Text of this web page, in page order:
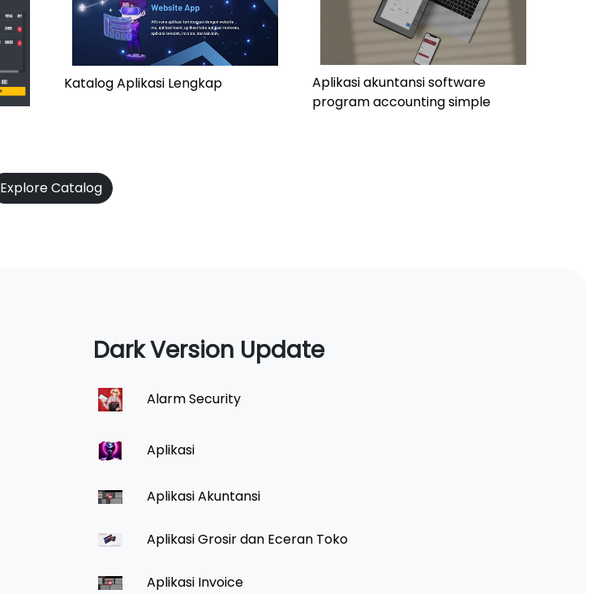
Katalog Aplikasi Lengkap
Aplikasi akuntansi software
program accounting simple
Explore Catalog
Dark Version Update
Alarm Security
Aplikasi
Aplikasi Akuntansi
Aplikasi Grosir dan Eceran Toko
Aplikasi Invoice